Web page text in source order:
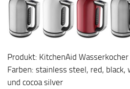
Produkt: KitchenAid Wasserkocher
Farben: stainless steel, red,
und cocoa silver